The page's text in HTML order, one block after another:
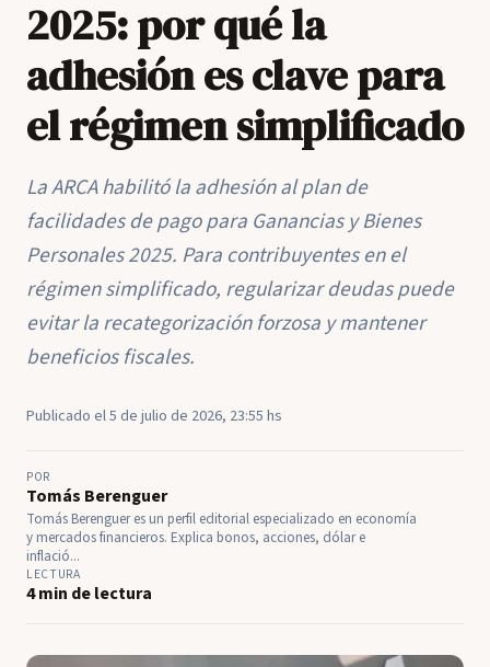
2025: por qué la
adhesión es clave para
el régimen simplificado
La ARCA habilitó la adhesión al plan de
facilidades de pago para Ganancias y Bienes
Personales 2025. Para contribuyentes en el
régimen simplificado, regularizar deudas puede
evitar la recategorización forzosa y mantener
beneficios fiscales.
Publicado el 5 de julio de 2026, 23:55 hs
POR
Tomás Berenguer
Tomás Berenguer es un perfil editorial especializado en economía
y mercados financieros. Explica bonos, acciones, dólar e
inflació...
LECTURA
4 min de lectura